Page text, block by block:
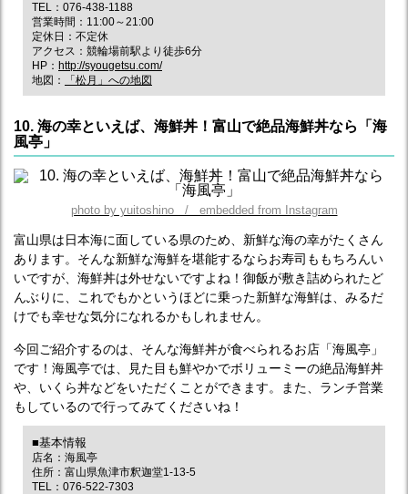
TEL：076-438-1188
営業時間：11:00～21:00
定休日：不定休
アクセス：競輪場前駅より徒歩6分
HP： http://syougetsu.com/
地図：
「松月」への地図
10. 海の幸といえば、海鮮丼！富山で絶品海鮮丼なら「海
風亭」
photo by yuitoshino / embedded from Instagram
富山県は日本海に面している県のため、新鮮な海の幸がたくさん
あります。そんな新鮮な海鮮を堪能するならお寿司ももちろんい
いですが、海鮮丼は外せないですよね！御飯が敷き詰められたど
んぶりに、これでもかというほどに乗った新鮮な海鮮は、みるだ
けでも幸せな気分になれるかもしれません。
今回ご紹介するのは、そんな海鮮丼が食べられるお店「海風亭」
です！海風亭では、見た目も鮮やかでボリューミーの絶品海鮮丼
や、いくら丼などをいただくことができます。また、ランチ営業
もしているので行ってみてくださいね！
■基本情報
店名：海風亭
住所：富山県魚津市釈迦堂1-13-5
TEL：076-522-7303